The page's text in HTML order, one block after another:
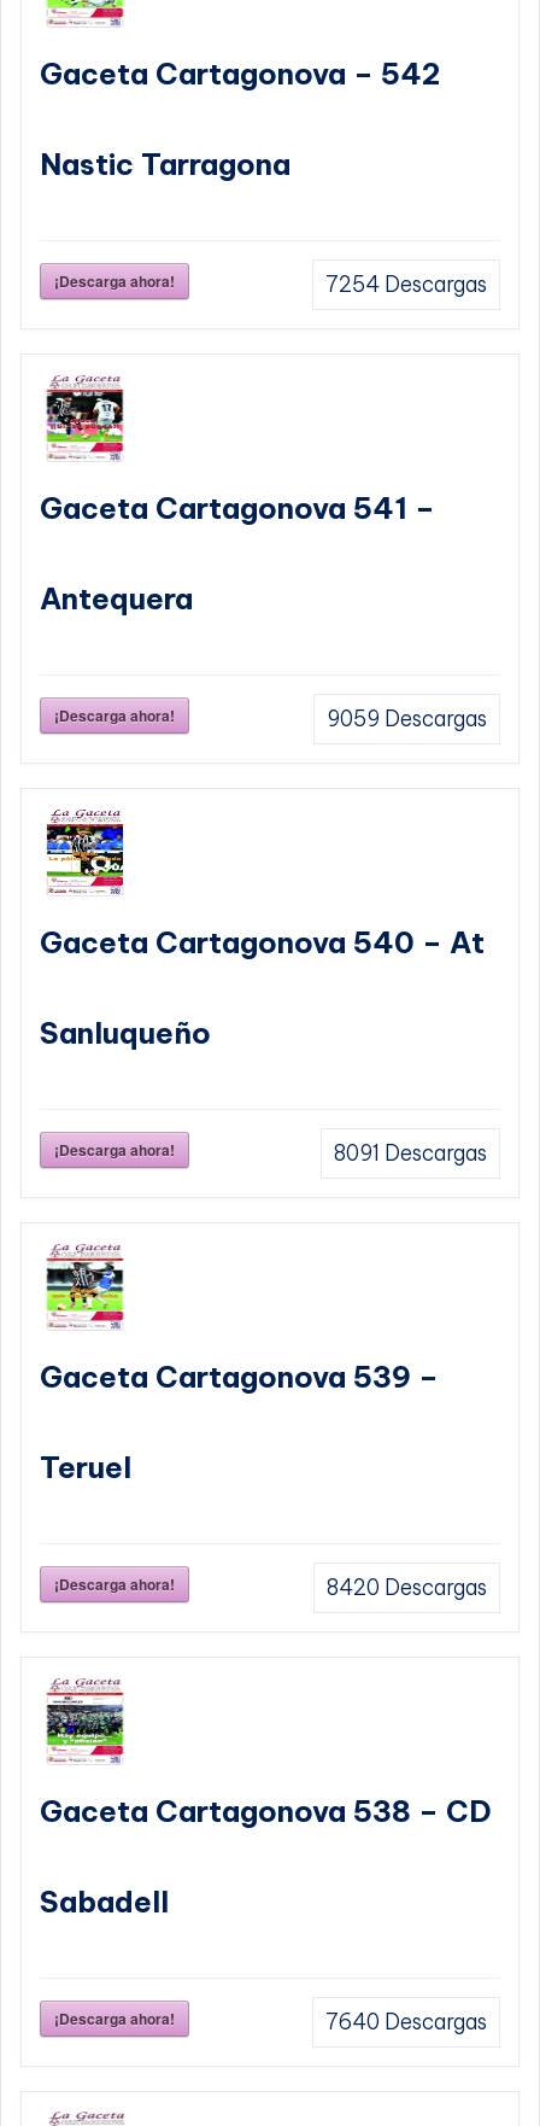
Gaceta Cartagonova – 542
Nastic Tarragona
¡Descarga ahora! 7254 Descargas
Gaceta Cartagonova 541 –
Antequera
¡Descarga ahora! 9059 Descargas
Gaceta Cartagonova 540 – At
Sanluqueño
¡Descarga ahora! 8091 Descargas
Gaceta Cartagonova 539 –
Teruel
¡Descarga ahora! 8420 Descargas
Gaceta Cartagonova 538 – CD
Sabadell
¡Descarga ahora! 7640 Descargas